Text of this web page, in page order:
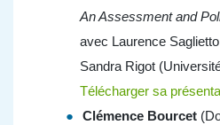
An Assessment and
avec Laurence
Sandra Rigot
Télécharger sa
Clémence Bourcet